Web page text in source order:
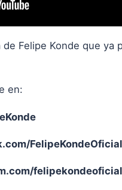
Felipe Konde que ya
en:
FelipeKondeOficial
felipekondeoficial